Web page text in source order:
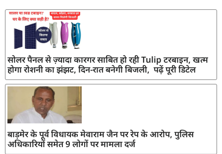
सोलर पैनल से ज़्यादा कारगर साबित हो रही Tulip टरबाइन, खत्म
होगा रोशनी का झंझट, दिन-रात बनेगी बिजली, पढ़ें पूरी डिटेल
बाड़मेर के पूर्व विधायक मेवाराम जैन पर रेप के आरोप, पुलिस
अधिकारियों समेत 9 लोगों पर मामला दर्ज